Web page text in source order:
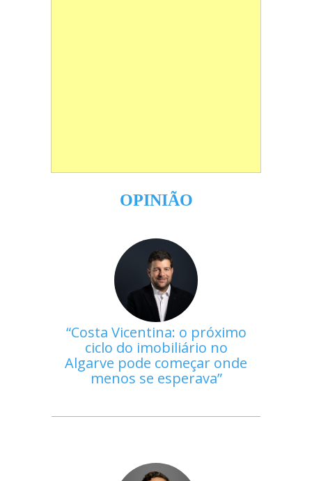
OPINIÃO
Costa Vicentina: o próximo
ciclo do imobiliário no
Algarve pode começar onde
menos se esperava